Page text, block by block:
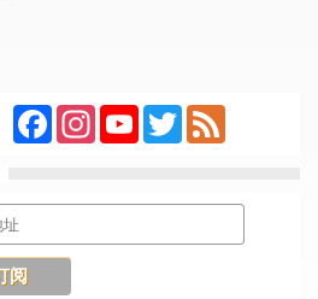
FacebookInstagramYouTubeTwitterFeed